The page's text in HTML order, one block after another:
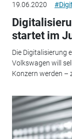
19.06.2020
startet im
Die Digitalisierung
Volkswagen will
Konzern werden –